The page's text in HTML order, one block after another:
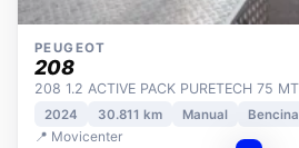
PEUGEOT
208
208 1.2 ACTIVE PACK PURETECH 75 MT
2024 30.811 km